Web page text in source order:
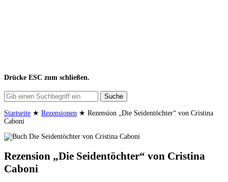
Drücke ESC zum schließen.
Suche
Startseite ★ Rezensionen ★ Rezension „Die Seidentöchter“ von Cristina
Caboni
Rezension „Die Seidentöchter“ von Cristina
Caboni